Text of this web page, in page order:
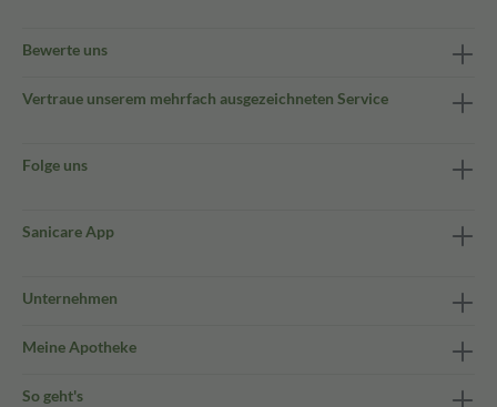
Bewerte uns
Vertraue unserem mehrfach ausgezeichneten Service
Folge uns
Sanicare App
Unternehmen
Meine Apotheke
So geht's